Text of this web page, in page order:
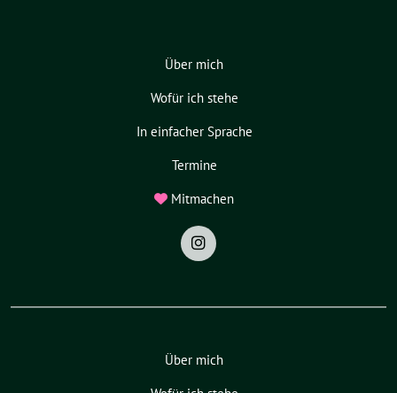
Über mich
Wofür ich stehe
In einfacher Sprache
Termine
Mitmachen
Über mich